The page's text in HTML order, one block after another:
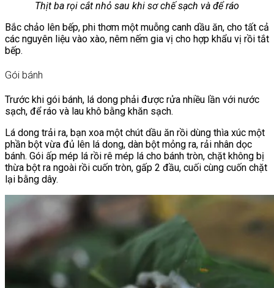
Thịt ba rọi cắt nhỏ sau khi sơ chế sạch và để ráo
Bắc chảo lên bếp, phi thơm một muỗng canh dầu ăn, cho tất cả
các nguyên liệu vào xào, nêm nếm gia vị cho hợp khẩu vị rồi tắt
bếp.
Gói bánh
Trước khi gói bánh, lá dong phải được rửa nhiều lần với nước
sạch, để ráo và lau khô bằng khăn sạch.
Lá dong trải ra, bạn xoa một chút dầu ăn rồi dùng thìa xúc một
phần bột vừa đủ lên lá dong, dàn bột mỏng ra, rải nhân dọc
bánh. Gói ấp mép lá rồi rê mép lá cho bánh tròn, chặt không bị
thừa bột ra ngoài rồi cuốn tròn, gấp 2 đầu, cuối cùng cuốn chặt
lại bằng dây.